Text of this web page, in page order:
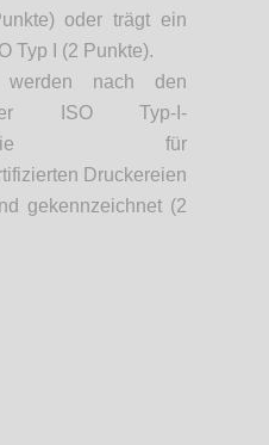
oder trägt ein
Typ I (2 Punkte).
werden nach den
ISO Typ-I-
Richtlinie für
Druckereien
gekennzeichnet (2